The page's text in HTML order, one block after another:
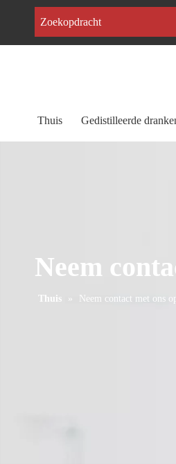
Thuis Gedistilleerde
Neem
Thuis » Neem contact met ons